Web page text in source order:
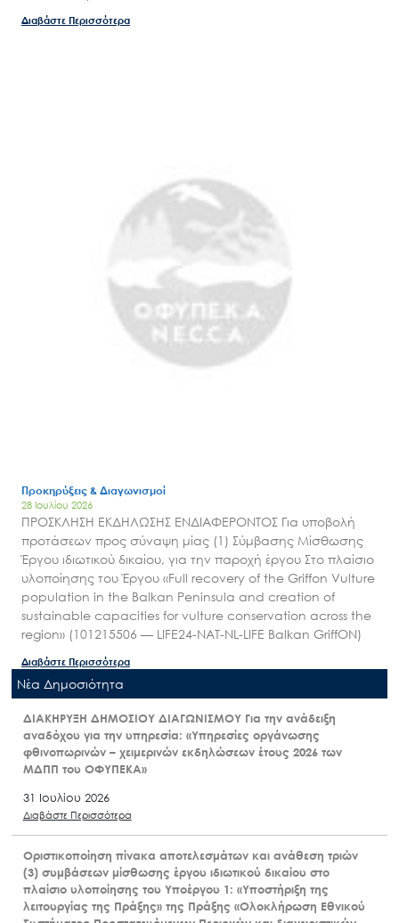
Διαβάστε Περισσότερα
Προκηρύξεις & Διαγωνισμοί
28 Ιουλίου 2026
ΠΡΟΣΚΛΗΣΗ ΕΚΔΗΛΩΣΗΣ ΕΝΔΙΑΦΕΡΟΝΤΟΣ Για υποβολή
προτάσεων προς σύναψη μίας (1) Σύμβασης Μίσθωσης
Έργου ιδιωτικού δικαίου, για την παροχή έργου Στο πλαίσιο
υλοποίησης του Έργου «Full recovery of the Griffon Vulture
population in the Balkan Peninsula and creation of
sustainable capacities for vulture conservation across the
region» (101215506 — LIFE24-NAT-NL-LIFE Balkan GriffON)
Διαβάστε Περισσότερα
Nέα Δημοσιότητα
ΔΙΑΚΗΡΥΞΗ ΔΗΜΟΣΙΟΥ ΔΙΑΓΩΝΙΣΜΟΥ Για την ανάδειξη
αναδόχου για την υπηρεσία: «Υπηρεσίες οργάνωσης
φθινοπωρινών – χειμερινών εκδηλώσεων έτους 2026 των
ΜΔΠΠ του ΟΦΥΠΕΚΑ»
31 Ιουλίου 2026
Διαβάστε Περισσότερα
Οριστικοποίηση πίνακα αποτελεσμάτων και ανάθεση τριών
(3) συμβάσεων μίσθωσης έργου ιδιωτικού δικαίου στο
πλαίσιο υλοποίησης του Υποέργου 1: «Υποστήριξη της
λειτουργίας της Πράξης» της Πράξης «Ολοκλήρωση Εθνικού